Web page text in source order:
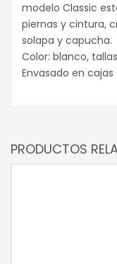
modelo Classic
piernas y cintura,
solapa y capucha.
Color: blanco,
Envasado en
PRODUCTOS